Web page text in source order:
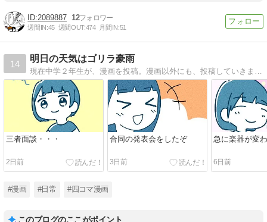
2089887 12
週間IN:45 週間OUT:474 月間IN:51
14
明日の天気はゴリラ豪雨
三者面談・・・
2日前
合同の発表会をしたぞ
3日前
急に楽器が変
6日前
#漫画 #日常 #四コマ漫画
このブログのここがポイント